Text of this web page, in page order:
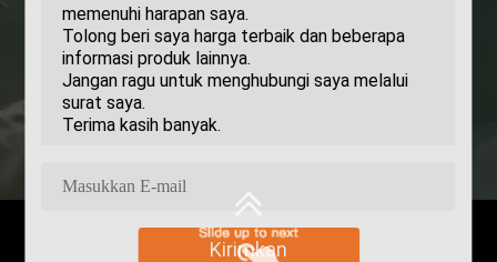
Kirimkan